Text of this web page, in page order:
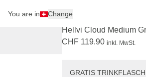
You are in Change
Hellvi Cloud Medium
CHF 119.90 inkl. MwSt.
GRATIS